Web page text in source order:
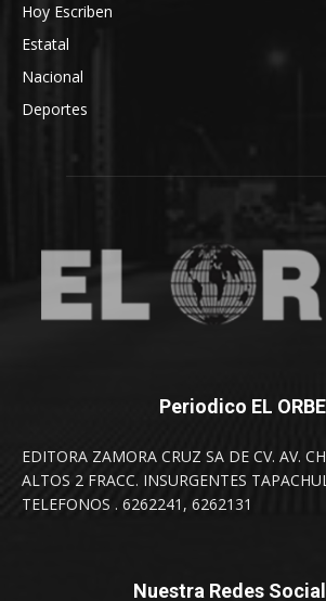
Hoy Escriben
Estatal
Nacional
Deportes
Periodico EL ORBE
EDITORA ZAMORA CRUZ SA DE CV. AV.
ALTOS 2 FRACC. INSURGENTES
TELEFONOS . 6262241, 6262131
Nuestra Redes